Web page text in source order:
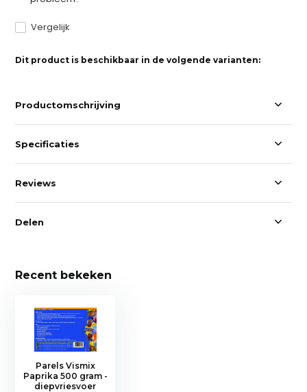
Vergelijk
Dit product is beschikbaar in de volgende varianten:
Productomschrijving
Specificaties
Reviews
Delen
Recent bekeken
Parels Vismix
Paprika 500 gram -
diepvriesvoer